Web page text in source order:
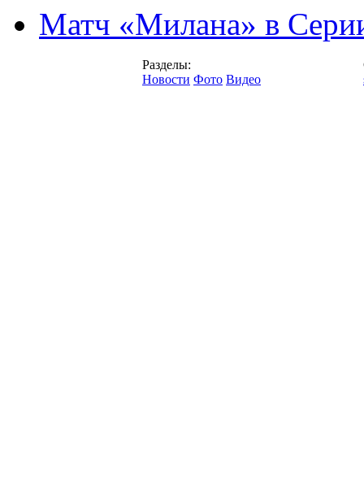
Матч «Милана» в
Разделы:
Новости Фото Видео